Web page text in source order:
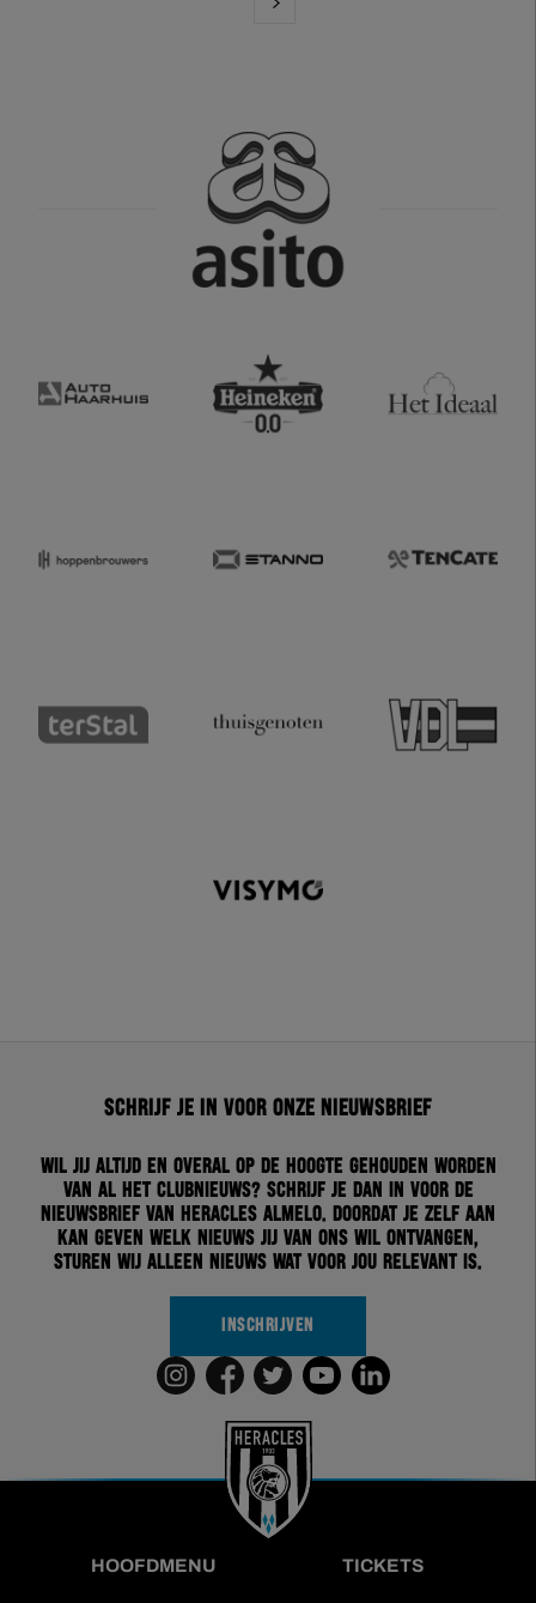
Schrijf je in voor onze nieuwsbrief
Wil jij altijd en overal op de hoogte gehouden worden
van al het clubnieuws? Schrijf je dan in voor de
nieuwsbrief van Heracles Almelo. Doordat je zelf aan
kan geven welk nieuws jij van ons wil ontvangen,
sturen wij alleen nieuws wat voor jou relevant is.
INSCHRIJVEN
HOOFDMENU TICKETS